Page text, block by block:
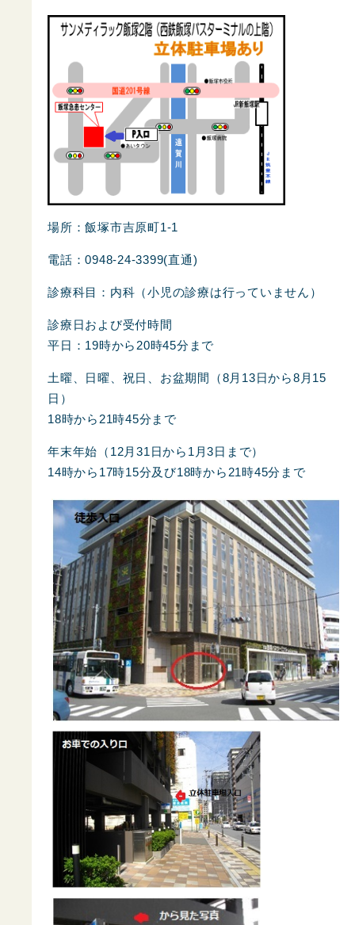
場所：飯塚市吉原町1-1
電話：0948-24-3399(直通)
診療科目：内科（小児の診療は行っていません）
診療日および受付時間
平日：19時から20時45分まで
土曜、日曜、祝日、お盆期間（8月13日から8月15
日）
18時から21時45分まで
年末年始（12月31日から1月3日まで）
14時から17時15分及び18時から21時45分まで